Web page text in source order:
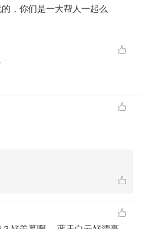
，你们是一大帮人一起么